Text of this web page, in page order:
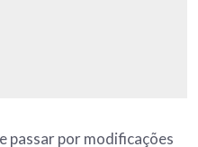
passar por modificações